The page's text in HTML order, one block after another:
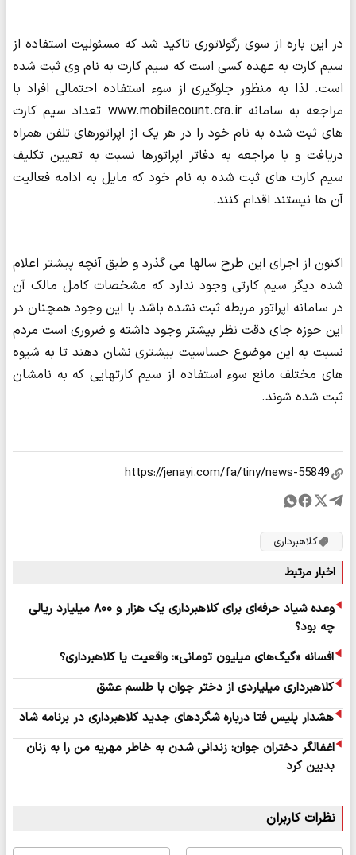
در این باره از سوی رگولاتوری تاکید شد که مسئولیت استفاده از
سیم کارت به عهده کسی است که سیم کارت به نام وی ثبت شده
است. لذا به منظور جلوگیری از سوء‌ استفاده احتمالی افراد با
مراجعه به سامانه www.mobilecount.cra.ir تعداد سیم کارت
های ثبت شده به نام خود را در هر یک از اپراتورهای تلفن همراه
دریافت و با مراجعه به دفاتر اپراتورها نسبت به تعیین تکلیف
سیم کارت های ثبت شده به نام خود که مایل به ادامه فعالیت
آن ها نیستند اقدام کنند.
اکنون از اجرای این طرح سالها می گذرد و طبق آنچه پیشتر اعلام
شده دیگر سیم کارتی وجود ندارد که مشخصات کامل مالک آن
در سامانه اپراتور مربطه ثبت نشده باشد با این وجود همچنان در
این حوزه جای دقت نظر بیشتر وجود داشته و ضروری است مردم
نسبت به این موضوع حساسیت بیشتری نشان دهند تا به شیوه
های مختلف مانع سوء استفاده از سیم کارتهایی که به نامشان
ثبت شده شوند.
کلاهبرداری
اخبار مرتبط
وعده شیاد حرفه‌ای برای کلاهبرداری یک هزار و ۸۰۰ میلیارد ریالی
چه بود؟
افسانه «گیگ‌های میلیون تومانی»: واقعیت یا کلاهبرداری؟
کلاهبرداری میلیاردی از دختر جوان با طلسم عشق
هشدار پلیس فتا درباره شگردهای جدید کلاهبرداری در برنامه شاد
اغفالگر دختران جوان: زندانی شدن به خاطر مهریه من را به زنان
بدبین کرد
نظرات کاربران